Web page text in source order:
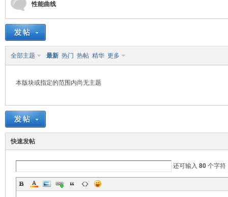
源
性能曲线
全部主题 最新 热门 热帖 精华 更多
本版块或指定的范围内尚无主题
快速发帖
还可输入 80个字符